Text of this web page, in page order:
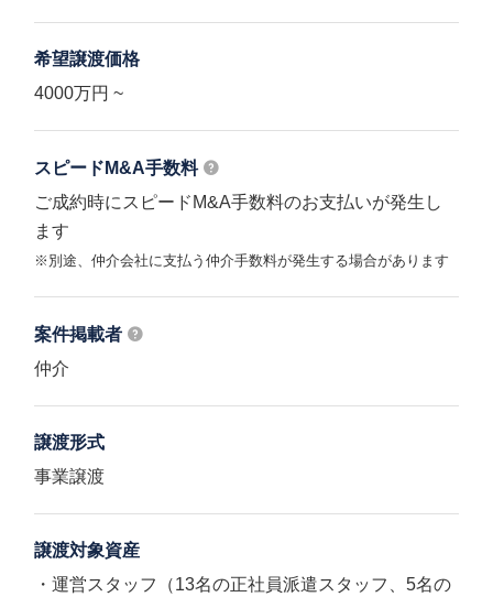
希望譲渡価格
4000万円 ~
スピードM&A手数料
ご成約時にスピードM&A手数料のお支払いが発生し
ます
※別途、仲介会社に支払う仲介手数料が発生する場合があります
案件掲載者
仲介
譲渡形式
事業譲渡
譲渡対象資産
・運営スタッフ（13名の正社員派遣スタッフ、5名の